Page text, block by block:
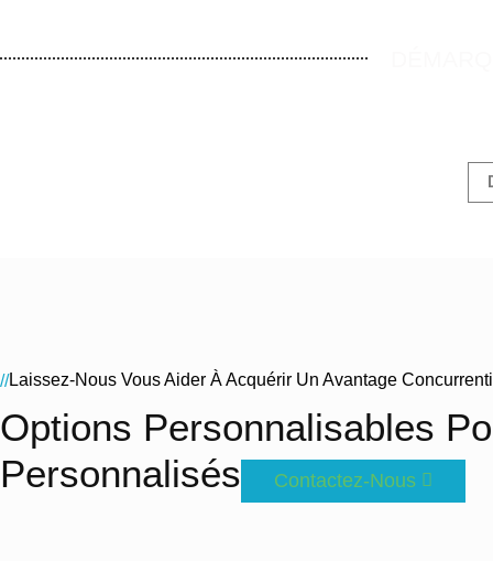
//Laissez-Nous Vous Aider À Acquérir Un Avantage
Options Personnalisables
Personnalisés
Contactez-Nous